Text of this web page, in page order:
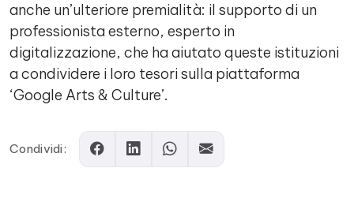
anche un’ulteriore premialità: il supporto di un
professionista esterno, esperto in
digitalizzazione, che ha aiutato queste istituzioni
a condividere i loro tesori sulla piattaforma
‘Google Arts & Culture’.
Condividi: